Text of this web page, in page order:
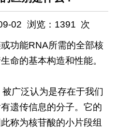
02 浏览： 1391 次
功能RNA所需的全部核
命的基本构造和性能。
广泛认为是存在于我们
遗传信息的分子。它的
称为核苷酸的小片段组